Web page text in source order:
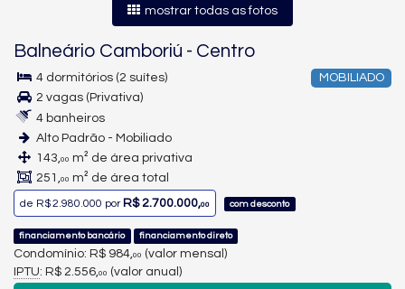
mostrar todas as fotos
Balneário Camboriú - Centro
MOBILIADO
4 dormitórios (2 suítes)
2 vagas (Privativa)
4 banheiros
Alto Padrão - Mobiliado
143,00 m² de área privativa
251,00 m² de área total
de R$ 2.980.000 porR$ 2.700.000,00 com desconto
financiamento bancário financiamento direto
Condomínio: R$ 984, 00 (valor mensal)
IPTU: R$ 2.556, 00 (valor anual)